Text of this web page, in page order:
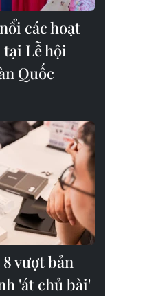
các hoạt
Lễ hội
Quốc
8 vượt bản
'át chủ bài'